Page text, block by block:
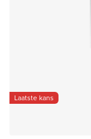
Laatste kans